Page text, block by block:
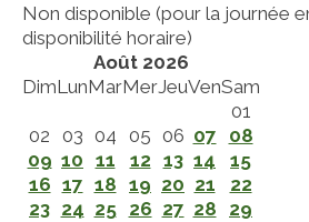
Non disponible (pour la journée
disponibilité horaire)
Août 2026
DimLunMarMerJeuVenSam
01
02 03 04 05 06 07
08
09 10 11 12 13 14
15
16 17 18 19 20 21
22
23 24 25 26 27 28
29